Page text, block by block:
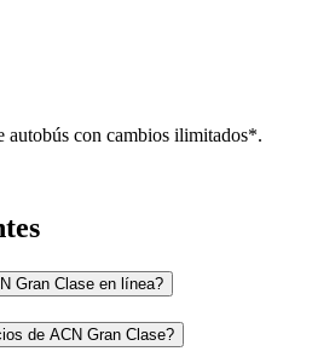
autobús con cambios ilimitados*.
Gran Clase en línea?
de ACN Gran Clase?